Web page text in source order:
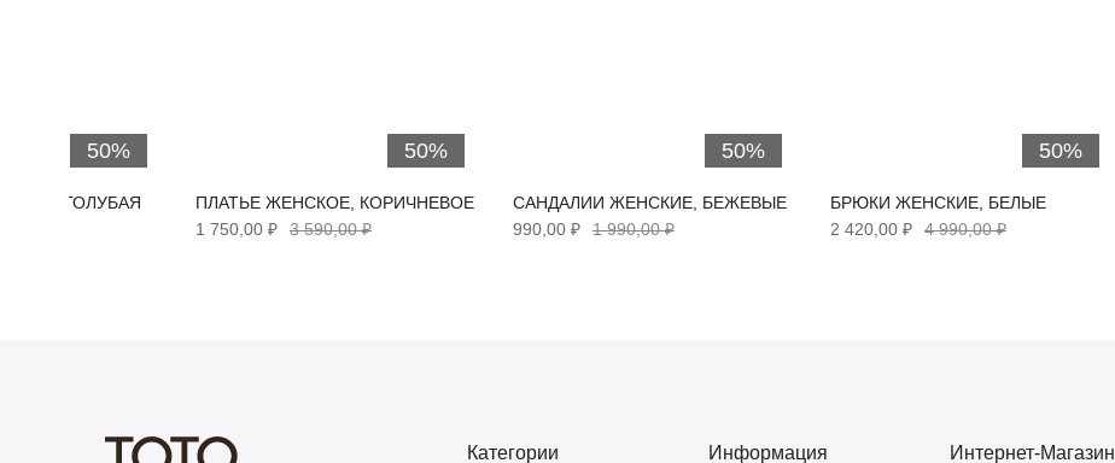
50%
ГОЛУБАЯ
50%
ПЛАТЬЕ ЖЕНСКОЕ, КОРИЧНЕВОЕ
1 750,00 ₽
3 590,00 ₽
50%
САНДАЛИИ ЖЕНСКИЕ, БЕЖЕВЫЕ
990,00 ₽
1 990,00 ₽
50%
БРЮКИ ЖЕНСКИЕ, БЕЛЫЕ
2 420,00 ₽
4 990,00 ₽
Категории Информация Интернет-Магазин